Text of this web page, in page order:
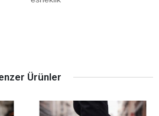
Ürünler